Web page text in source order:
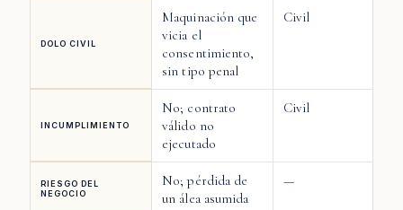
DOLO CIVIL
Maquinación que
vicia el
consentimiento,
sin tipo penal
Civil
INCUMPLIMIENTO
No; contrato
válido no
ejecutado
Civil
RIESGO DEL
NEGOCIO
No; pérdida de
un álea asumida
—